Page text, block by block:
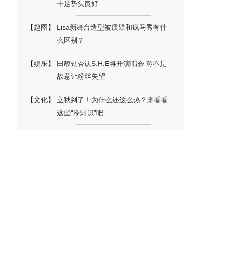
十足势头良好
【趣图 】
Lisa新舞台造型被质疑和疯马秀有什
么区别？
【娱乐】
田馥甄否认S.H.E将开演唱会 称不是
故意让粉丝失望
【文化】
立秋到了！为什么还这么热？来看看
这些“冷知识”吧